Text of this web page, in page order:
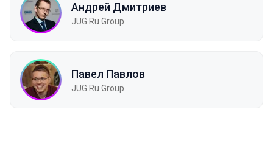
Андрей Дмитриев
JUG Ru Group
Павел Павлов
JUG Ru Group